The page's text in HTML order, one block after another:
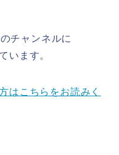
チャンネルに
います。
はこちらをお読みく